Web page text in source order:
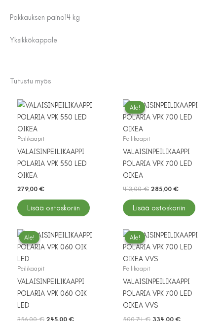
Pakkauksen paino14 kg
Yksikkökappale
Tutustu myös
Peilikaapit
VALAISINPEILIKAAPPI
POLARIA VPK 550 LED
OIKEA
279,00 €
Lisää ostoskoriin
Ale!
Ale!
Peilikaapit
VALAISINPEILIKAAPPI
POLARIA VPK 700 LED
OIKEA
413,00€ Alkuperäinen
oli:
285,00 €Nykyinen
on:
285,00 €.
Lisää ostoskoriin
Ale!
Ale!
Peilikaapit
VALAISINPEILIKAAPPI
POLARIA VPK 060 OIK
LED
356,00€ Alkuperäinen
245,00 €Nykyinen
Ale!
Ale!
Peilikaapit
VALAISINPEILIKAAPPI
POLARIA VPK 700 LED
OIKEA VVS
500,74€ Alkuperäinen
334,00 €Nykyinen